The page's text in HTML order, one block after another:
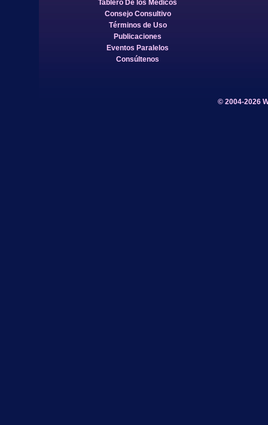
Tablero De los Médicos
Consejo Consultivo
Términos de Uso
Publicaciones
Eventos Paralelos
Consúltenos
© 2004-2026